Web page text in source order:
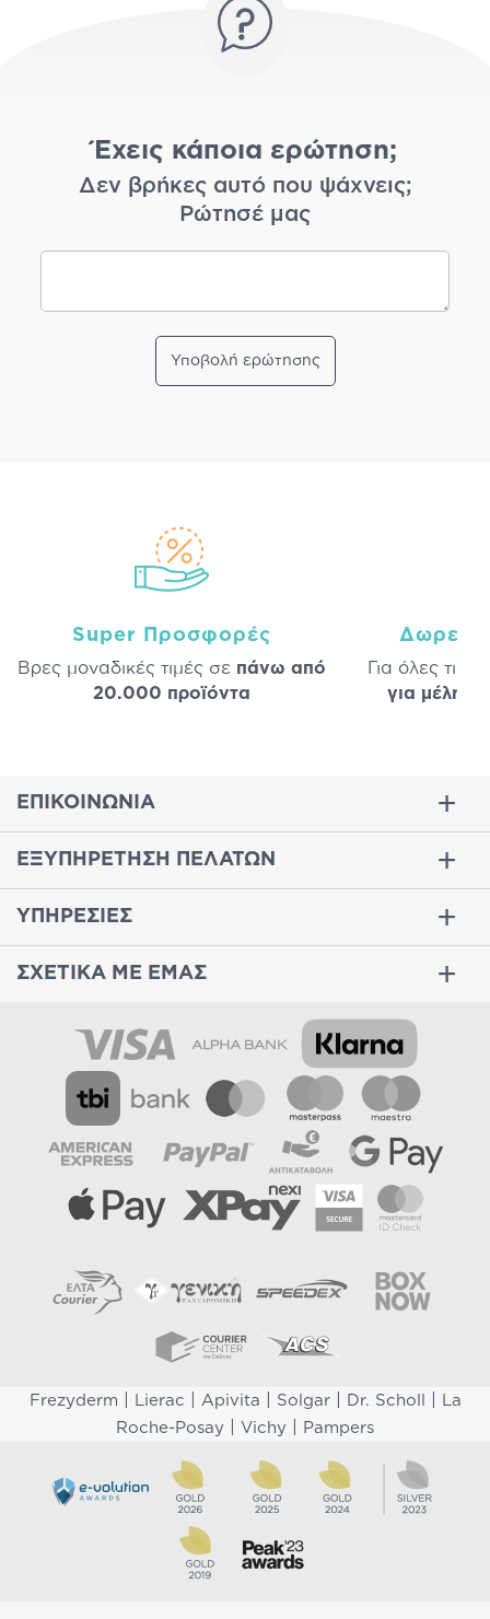
Έχεις κάποια ερώτηση;
Δεν βρήκες αυτό που ψάχνεις;
Ρώτησέ μας
Υποβολή ερώτησης
Super Προσφορές
Βρες μοναδικές τιμές σε πάνω από
20.000 προϊόντα
Δωρεάν
Για όλες τις
για μέλη
ΕΠΙΚΟΙΝΩΝΙΑ
ΕΞΥΠΗΡΕΤΗΣΗ ΠΕΛΑΤΩΝ
ΥΠΗΡΕΣΙΕΣ
ΣΧΕΤΙΚΑ ΜΕ ΕΜΑΣ
Frezyderm Lierac Apivita Solgar| Dr. Scholl
La
Roche-Posay
Vichy Pampers